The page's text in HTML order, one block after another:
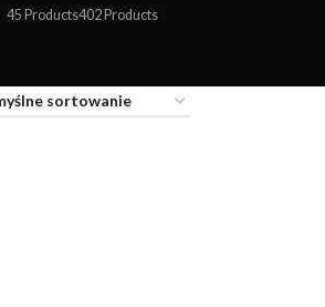
45 Products402 Products